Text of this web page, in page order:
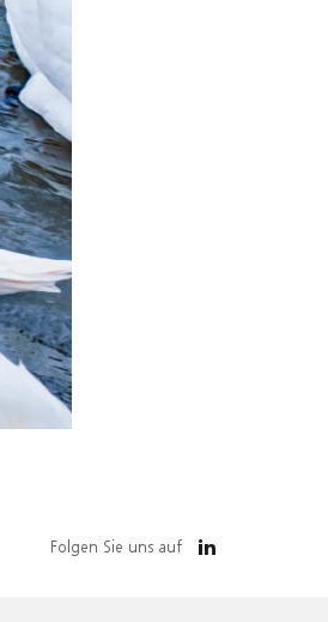
Folgen Sie uns auf